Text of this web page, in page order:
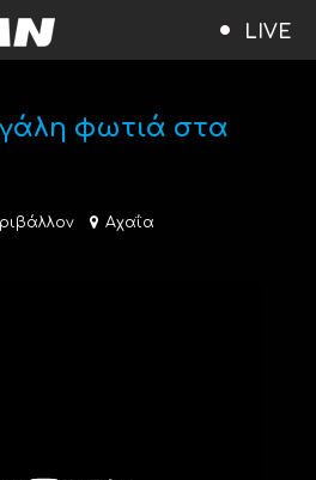
LIVE
φωτιά στα
Αχαΐα